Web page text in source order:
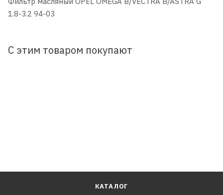
1.8-3.2 94-03
С этим товаром покупают
КАТАЛОГ